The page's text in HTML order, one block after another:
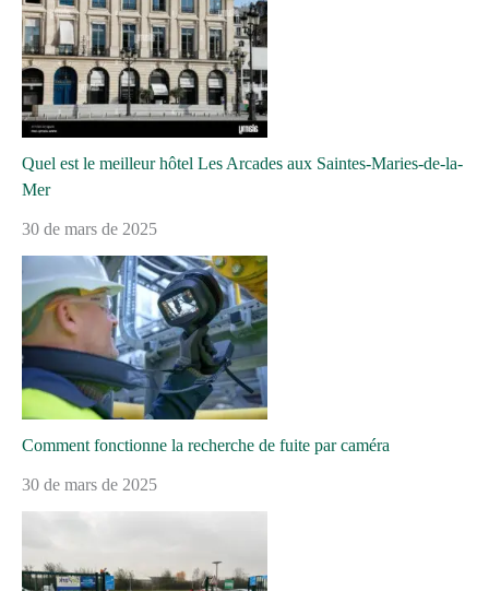
Quel est le meilleur hôtel Les Arcades aux Saintes-Maries-de-la-
Mer
30 de mars de 2025
Comment fonctionne la recherche de fuite par caméra
30 de mars de 2025